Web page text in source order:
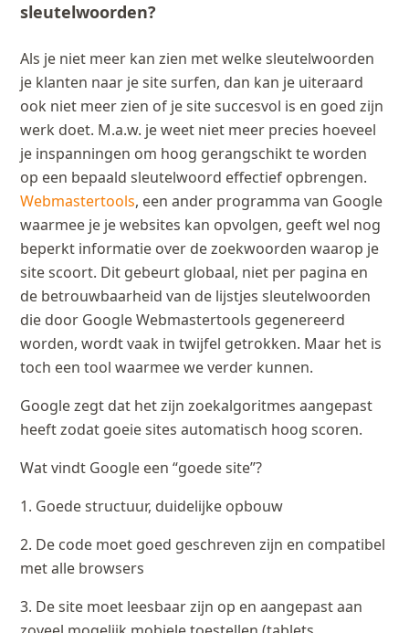
sleutelwoorden?
Als je niet meer kan zien met welke sleutelwoorden
je klanten naar je site surfen, dan kan je uiteraard
ook niet meer zien of je site succesvol is en goed zijn
werk doet. M.a.w. je weet niet meer precies hoeveel
je inspanningen om hoog gerangschikt te worden
op een bepaald sleutelwoord effectief opbrengen.
Webmastertools, een ander programma van Google
waarmee je je websites kan opvolgen, geeft wel nog
beperkt informatie over de zoekwoorden waarop je
site scoort. Dit gebeurt globaal, niet per pagina en
de betrouwbaarheid van de lijstjes sleutelwoorden
die door Google Webmastertools gegenereerd
worden, wordt vaak in twijfel getrokken. Maar het is
toch een tool waarmee we verder kunnen.
Google zegt dat het zijn zoekalgoritmes aangepast
heeft zodat goeie sites automatisch hoog scoren.
Wat vindt Google een “goede site”?
1. Goede structuur, duidelijke opbouw
2. De code moet goed geschreven zijn en compatibel
met alle browsers
3. De site moet leesbaar zijn op en aangepast aan